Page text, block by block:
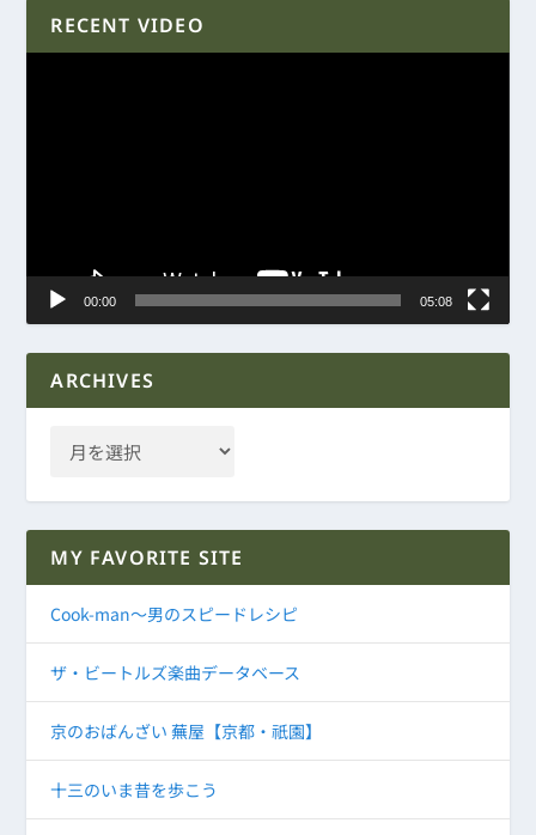
RECENT VIDEO
00:00 05:08
ARCHIVES
MY FAVORITE SITE
Cook-man～男のスピードレシピ
ザ・ビートルズ楽曲データベース
京のおばんざい 蕪屋【京都・祇園】
十三のいま昔を歩こう